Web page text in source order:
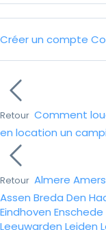
Créer un compte
Retour Comment
en location un
Retour Almere
Assen Breda Den
Eindhoven Enschede
Leeuwarden Leiden